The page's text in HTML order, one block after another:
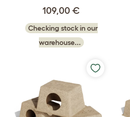
109,00 €
Checking stock in our
warehouse...